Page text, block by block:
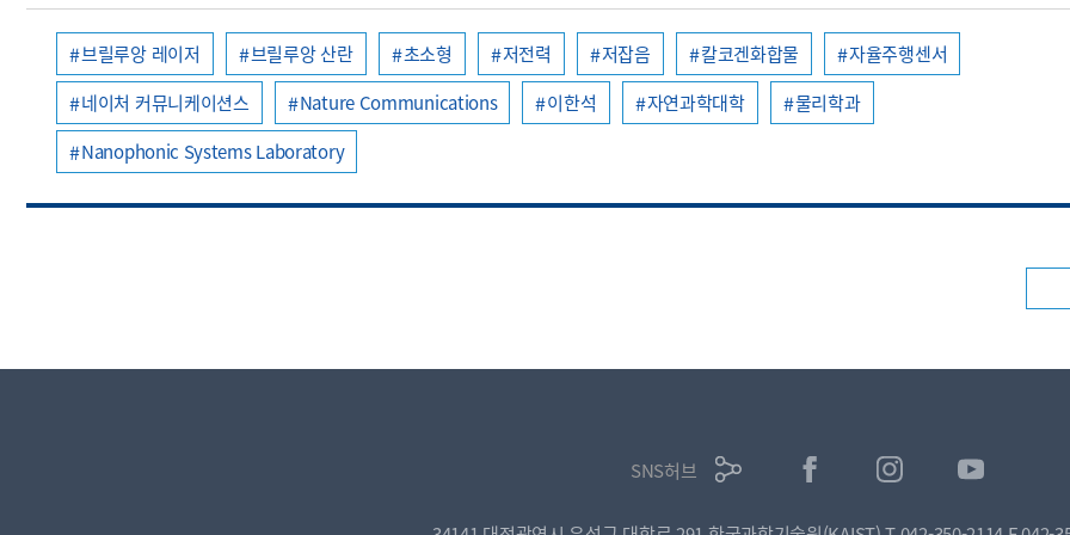
브릴루앙 레이저 브릴루앙 산란 초소형 저전력 저잡음 칼코겐화합물
자율주행센서
네이처 커뮤니케이션스
Nature Communications 이한석 자연과학대학
물리학과
Nanophonic Systems Laboratory
SNS허브